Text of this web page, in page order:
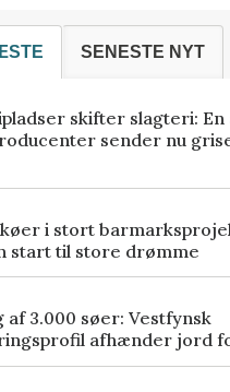
SENESTE NYT
skifter slagteri: En
sender nu
i stort
start til store drømme
af 3.000 søer: Vestfynsk
afhænder jord